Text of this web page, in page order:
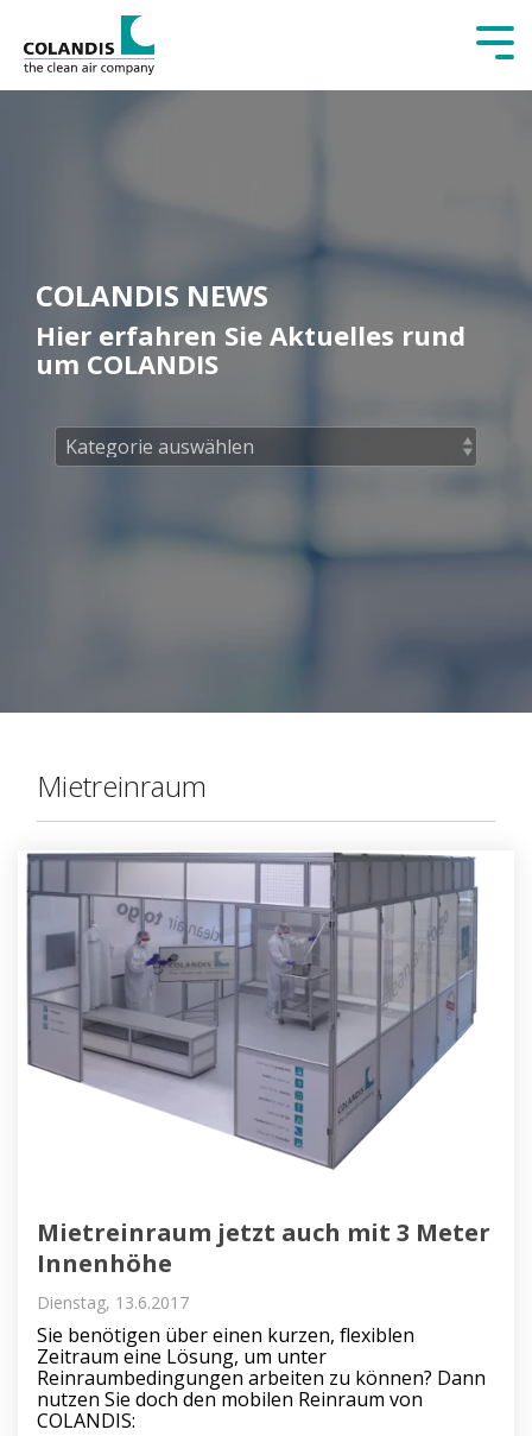
COLANDIS NEWS
Hier erfahren Sie Aktuelles rund
um COLANDIS
Mietreinraum
Mietreinraum jetzt auch mit 3 Meter
Innenhöhe
Dienstag, 13.6.2017
Sie benötigen über einen kurzen, flexiblen
Zeitraum eine Lösung, um unter
Reinraumbedingungen arbeiten zu können? Dann
nutzen Sie doch den mobilen Reinraum von
COLANDIS: